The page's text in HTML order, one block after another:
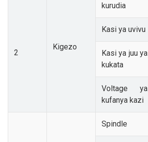
2
Kigezo
kurudia
Kasi ya uvivu
Kasi ya juu ya
kukata
Voltage ya
kufanya kazi
Spindle